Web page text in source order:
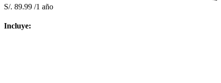
S/. 89.99 /1 año
Incluye: